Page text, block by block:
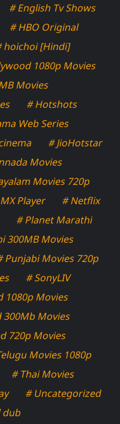
# English Tv Shows
# HBO Original
hoichoi [Hindi]
1080p Movies
Movies
# Hotshots
Web Series
# JioHotstar
Movies
Movies 720p
Player
# Netflix
# Planet Marathi
300MB Movies
Punjabi Movies 720p
# SonyLIV
1080p Movies
300Mb Movies
720p Movies
Movies 1080p
# Thai Movies
# Uncategorized
dub